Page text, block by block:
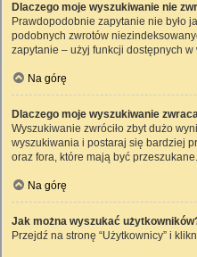
Dlaczego moje wyszukiwanie nie
Prawdopodobnie zapytanie nie było
podobnych zwrotów
zapytanie – użyj funkcji dostępnych
Na górę
Dlaczego moje wyszukiwanie
Wyszukiwanie zwróciło zbyt dużo
wyszukiwania i postaraj się bardziej
oraz fora, które mają być przeszukane.
Na górę
Jak można wyszukać
Przejdź na stronę “Użytkownicy” i